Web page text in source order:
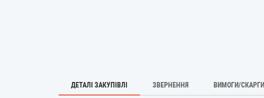
ДЕТАЛІ ЗАКУПІВЛІ ЗВЕРНЕННЯ ВИМОГИ/СКАРГИ